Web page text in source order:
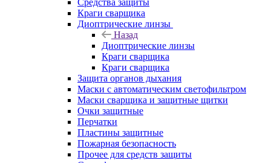
Средства защиты
Краги сварщика
Диоптрические линзы
Назад
Диоптрические линзы
Краги сварщика
Краги сварщика
Защита органов дыхания
Маски с автоматическим светофильтром
Маски сварщика и защитные щитки
Очки защитные
Перчатки
Пластины защитные
Пожарная безопасность
Прочее для средств защиты